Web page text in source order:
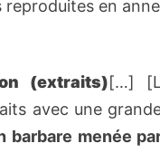
en
(extraits)[…]
avec une
barbare menée